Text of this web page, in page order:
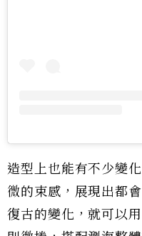
造型上也能有不少變
微的束感，展現出都
復古的變化，就可以